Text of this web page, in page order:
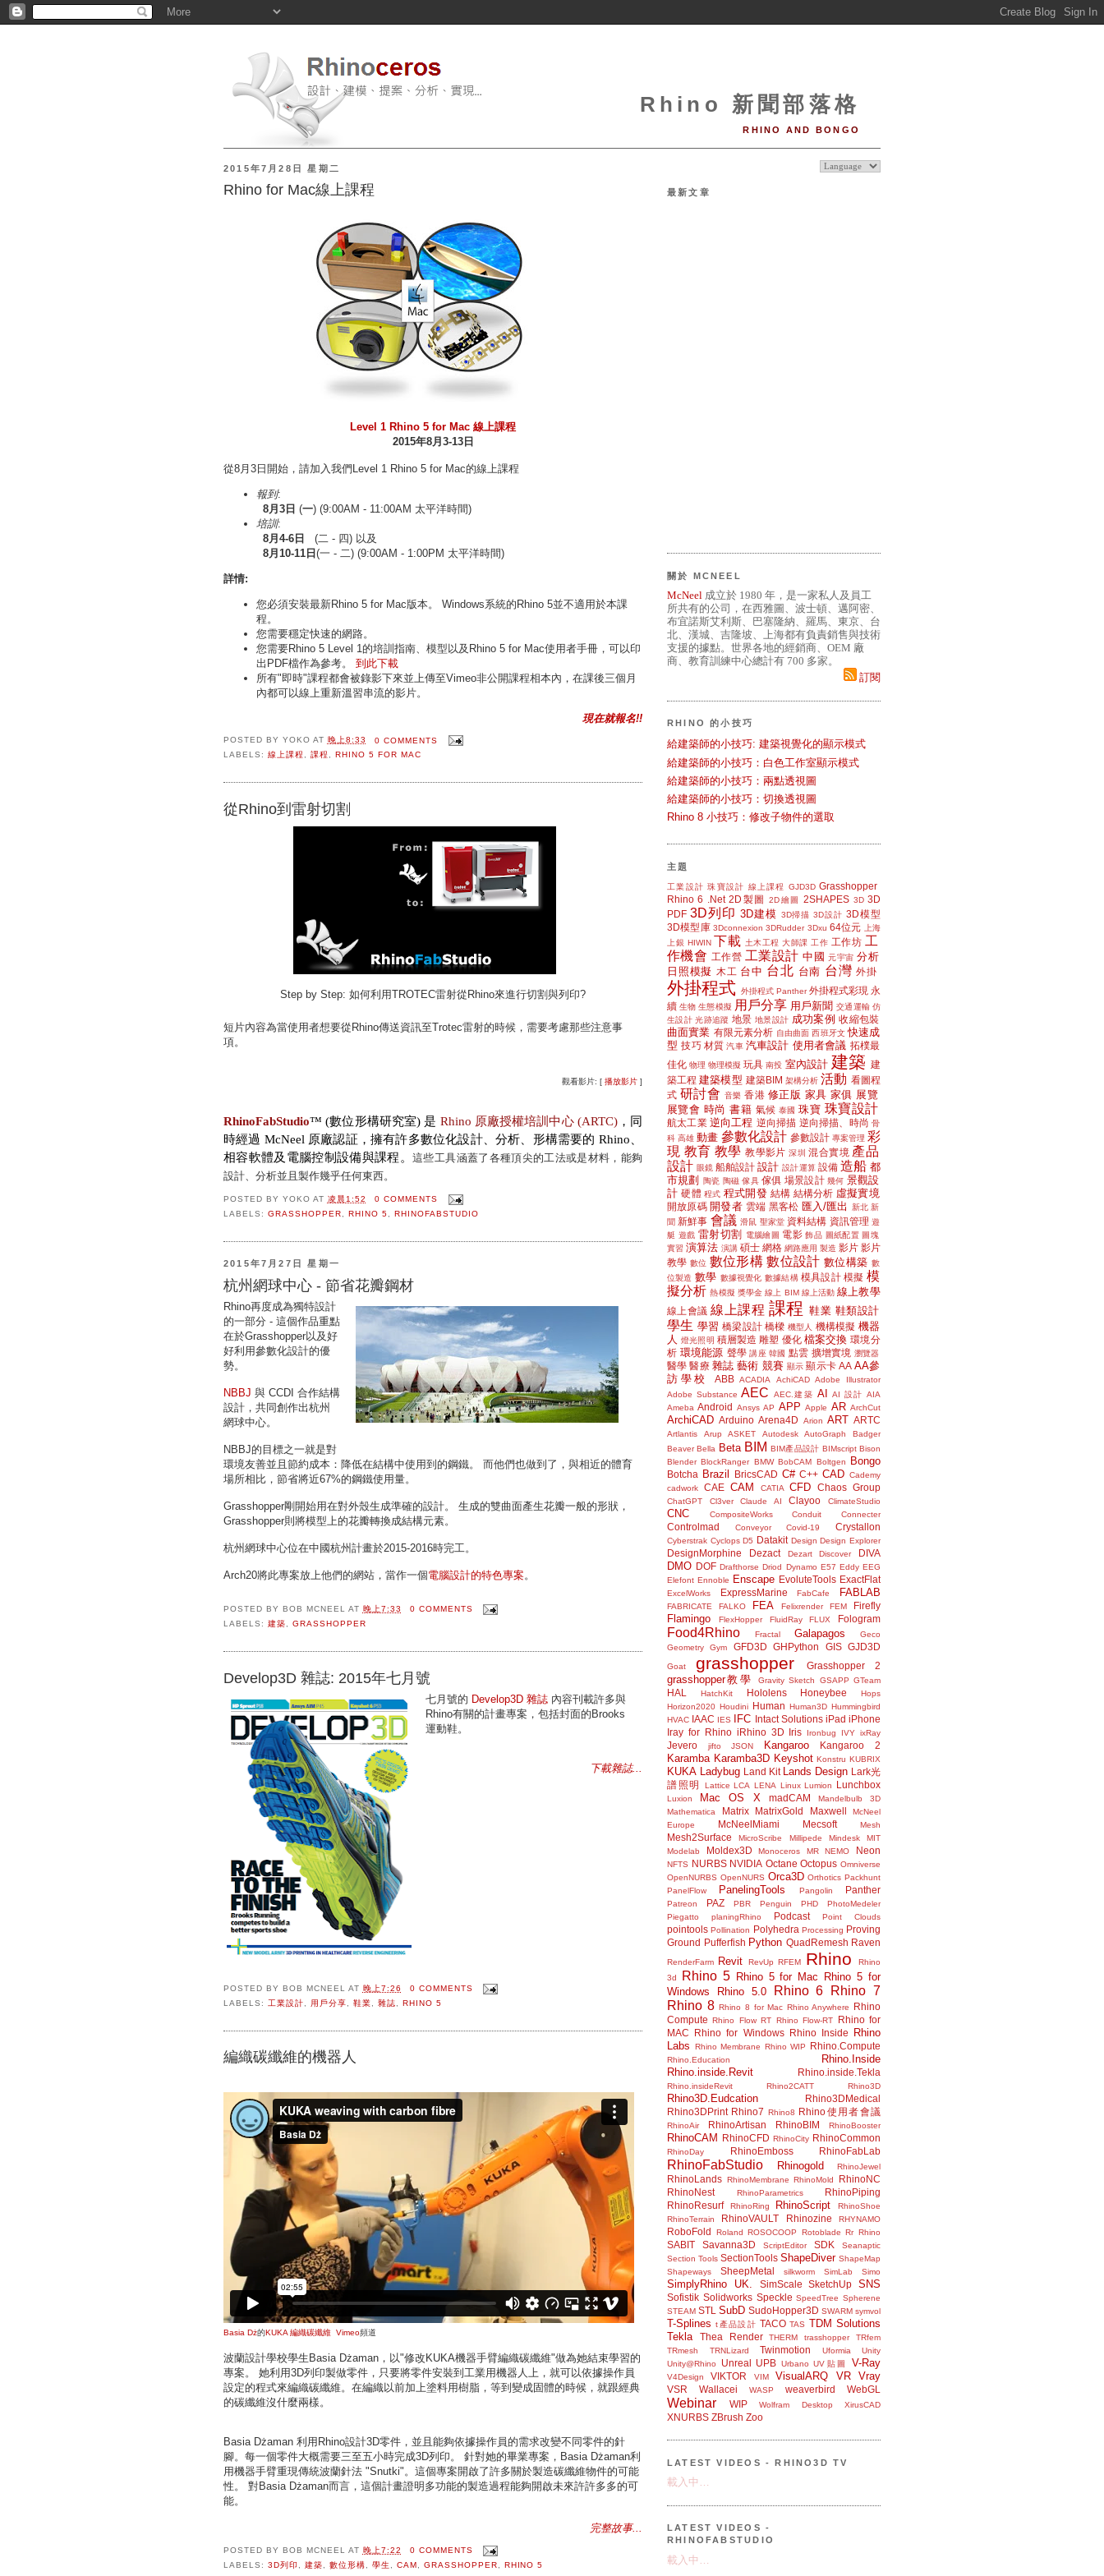
Rhino 新聞部落格
RHINO AND BONGO
2015年7月28日 星期二
Rhino for Mac線上課程
Level 1 Rhino 5 for Mac 線上課程
2015年8月3-13日
從8月3日開始，請加入我們Level 1 Rhino 5 for Mac的線上課程
報到:
8月3日 (一) (9:00AM - 11:00AM 太平洋時間)
培訓:
8月4-6日 (二 - 四) 以及
8月10-11日 (一 - 二) (9:00AM - 1:00PM 太平洋時間)
詳情:
您必須安裝最新Rhino 5 for Mac版本。 Windows系統的Rhino 5並不適用於本課
程。
您需要穩定快速的網路。
您需要Rhino 5 Level 1的培訓指南、模型以及Rhino 5 for Mac使用者手冊，可以印
出PDF檔作為參考。 到此下載
所有"即時"課程都會被錄影下來並上傳至Vimeo非公開課程相本內，在課後三個月
內都可以線上重新溫習串流的影片。
現在就報名!!
POSTED BY YOKO AT 晚上8:33
0 COMMENTS
LABELS: 線上課程, 課程, RHINO 5 FOR MAC
從Rhino到雷射切割
Step by Step: 如何利用TROTEC雷射從Rhino來進行切割與列印?
短片內容為當使用者想要從Rhino傳送資訊至Trotec雷射的時候，需要考慮那些注意事
項。
觀看影片: [ 播放影片 ]
RhinoFabStudio™ (數位形構研究室) 是 Rhino 原廠授權培訓中心 (ARTC)，同
時經過 McNeel 原廠認証，擁有許多數位化設計、分析、形構需要的 Rhino、
相容軟體及電腦控制設備與課程。這些工具涵蓋了各種頂尖的工法或是材料，能夠
設計、分析並且製作幾乎任何東西。
POSTED BY YOKO AT 凌晨1:52
0 COMMENTS
LABELS: GRASSHOPPER RHINO 5 RHINOFABSTUDIO
2015年7月27日 星期一
杭州網球中心 - 節省花瓣鋼材
Rhino再度成為獨特設計
的一部分 - 這個作品重點
在於Grasshopper以及好
好利用參數化設計的優
勢。
NBBJ 與 CCDI 合作結構
設計，共同創作出杭州
網球中心。
NBBJ的目標之一就是對
環境友善並且節約成本：降低在結構中使用到的鋼鐵。 而他們也做到了，與相近的體育
場所相比，節省將近67%的鋼鐵使用量。
Grasshopper剛開始用在對外殼生成準確的設計。 生成的雙曲面產生花瓣一般的形狀，
Grasshopper則將模型上的花瓣轉換成結構元素。
杭州網球中心位在中國杭州計畫於2015-2016時完工。
Arch20將此專案放上他們的網站，當作一個電腦設計的特色專案。
POSTED BY BOB MCNEEL AT 晚上7:33
0 COMMENTS
LABELS: 建築 GRASSHOPPER
Develop3D 雜誌: 2015年七月號
七月號的 Develop3D 雜誌 內容刊載許多與
Rhino有關的計畫專案，包括封面的Brooks
運動鞋。
下載雜誌...
POSTED BY BOB MCNEEL AT 晚上7:26
0 COMMENTS
LABELS: 工業設計 用戶分享 鞋業 雜誌 RHINO 5
編織碳纖維的機器人
Basia Dż的KUKA 編織碳纖維 Vimeo頻道
波蘭設計學校學生Basia Dżaman，以"修改KUKA機器手臂編織碳纖維"做為她結束學習的
專案。 她利用3D列印製做零件，只要將零件安裝到工業用機器人上，就可以依據操作員
設定的程式來編織碳纖維。在編織以前加上塗料用樹脂，等到變成固體的時候，就跟經典
的碳纖維沒什麼兩樣。
Basia Dżaman 利用Rhino設計3D零件，並且能夠依據操作員的需求改變不同零件的針
腳。每一個零件大概需要三至五小時完成3D列印。 針對她的畢業專案，Basia Dżaman利
用機器手臂重現傳統波蘭針法 "Snutki"。這個專案開啟了許多關於製造碳纖維物件的可能
性。 對Basia Dżaman而言，這個計畫證明多功能的製造過程能夠開啟未來許許多多的可
能。
完整故事...
POSTED BY BOB MCNEEL AT 晚上7:22
0 COMMENTS
LABELS: 3D列印 建築 數位形構 學生 CAM GRASSHOPPER RHINO 5
最新文章
關於 MCNEEL
McNeel 成立於 1980 年，是一家私人及員工
所共有的公司，在西雅圖、波士頓、邁阿密、
布宜諾斯艾利斯、巴塞隆納、羅馬、東京、台
北、漢城、吉隆坡、上海都有負責銷售與技術
支援的據點。世界各地的經銷商、OEM 廠
商、教育訓練中心總計有 700 多家。
訂閱
RHINO 的小技巧
給建築師的小技巧: 建築視覺化的顯示模式
給建築師的小技巧：白色工作室顯示模式
給建築師的小技巧：兩點透視圖
給建築師的小技巧：切換透視圖
Rhino 8 小技巧：修改子物件的選取
主題
工業設計 珠寶設計 線上課程 GJD3D Grasshopper
Rhino 6
.Net 2D製圖 2D繪圖 2SHAPES 3D 3D
PDF 3D列印 3D建模 3D掃描 3D設計 3D模型
3D模型庫 3Dconnexion 3DRudder 3Dxu 64位元
上海
上銀 HIWIN 下載 土木工程 大師課 工作 工作坊 工
作機會 工作營 工業設計 中國 元宇宙 分析
日照模擬
木工 台中 台北 台南 台灣 外掛
外掛程式 外掛程式 Panther 外掛程式彩現 永
續 生物 生態模擬 用戶分享 用戶新聞 交通運輸 仿
生設計 光跡追蹤 地景 地景設計 成功案例 收縮包裝
曲面實業 有限元素分析 自由曲面 西班牙文 快速成
型 技巧 材質 汽車 汽車設計 使用者會議 拓樸最
佳化 物理 物理模擬 玩具 南投 室內設計 建築 建
築工程 建築模型 建築BIM 架構分析 活動 看圖程
式 研討會 音樂 香港 修正版 家具 家俱 展覽
展覽會 時尚 書籍 氣候 泰國 珠寶 珠寶設計
航太工業 逆向工程 逆向掃描 逆向掃描、時尚 骨
科 高雄 動畫 參數化設計 參數設計 專案管理 彩
現 教育 教學 教學影片 深圳 混合實境 產品
設計 眼鏡 船舶設計 設計 設計運算 設備 造船 都
市規劃
陶瓷 陶磁 傢具 傢俱 場景設計 幾何 景觀設
計 硬體 程式 程式開發 結構 結構分析 虛擬實境
開放原碼 開發者 雲端 黑客松 匯入/匯出 新北 新
聞 新鮮事 會議 滑鼠 聖家堂 資料結構 資訊管理 遊
艇 遊戲 雷射切割 電腦繪圖 電影 飾品 圖紙配置 圖塊
實習 演算法 演講 碩士 網格 網路應用 製造 影片 影片
教學 數位 數位形構 數位設計 數位構築 數
位製造 數學 數據視覺化 數據結構 模具設計 模擬 模
擬分析 熱模擬 獎學金 線上 BIM 線上活動 線上教學
線上會議 線上課程 課程 鞋業 鞋類設計
學生 學習 橋梁設計 橋樑 機型人 機構模擬 機器
人
燈光照明 積層製造 雕塑 優化 檔案交換 環境分
析 環境能源 聲學 講座 韓國 點雲 擴增實境 瀏覽器
醫學 醫療 雜誌 藝術 競賽 顯示 顯示卡 AA AA參
訪學校
ABB ACADIA AchiCAD
Adobe Illustrator
Adobe Substance AEC AEC.建築 AI AI 設計 AIA
Ameba Android Ansys AP APP Apple AR ArchCut
ArchiCAD Arduino Arena4D Arion ART ARTC
Artlantis Arup ASKET Autodesk AutoGraph
Badger
Beaver Bella Beta BIM BIM產品設計 BIMscript Bison
Blender BlockRanger BMW BobCAM Boltgen Bongo
Botcha Brazil BricsCAD C# C++ CAD Cademy
cadwork
CAE CAM CATIA CFD Chaos Group
ChatGPT Cl3ver Claude AI Clayoo ClimateStudio
CNC CompositeWorks Conduit Connecter
Controlmad Conveyor Covid-19 Crystallon
Cyberstrak Cyclops D5 Datakit Design Design Explorer
DesignMorphine Dezact Dezart Discover DIVA
DMO DOF Drafthorse Driod Dynamo E57 Eddy EEG
Elefont Ennoble Enscape EvoluteTools ExactFlat
ExcelWorks ExpressMarine FabCafe FABLAB
FABRICATE FALKO FEA Felixrender FEM Firefly
Flamingo FlexHopper FluidRay FLUX Fologram
Food4Rhino Fractal Galapagos
Geco
Geometry Gym
GFD3D GHPython GIS GJD3D
Goat grasshopper Grasshopper 2
grasshopper教學 Gravity Sketch GSAPP GTeam
HAL HatchKit Hololens Honeybee
Hops
Horizon2020 Houdini Human Human3D Hummingbird
HVAC IAAC IES IFC Intact Solutions iPad iPhone
Iray for Rhino iRhino 3D Iris Ironbug IVY ixRay
Jevero jifto JSON Kangaroo Kangaroo 2
Karamba Karamba3D Keyshot Konstru KUBRIX
KUKA Ladybug Land Kit Lands Design Lark光
譜照明
Lattice LCA LENA Linux Lumion Lunchbox
Luxion Mac OS X madCAM
Mandelbulb 3D
Mathematica
Matrix MatrixGold Maxwell
McNeel
Europe
McNeelMiami Mecsoft Mesh
Mesh2Surface MicroScribe Millipede Mindesk
MIT
Modelab
Moldex3D Monoceros MR NEMO Neon
NFTS NURBS NVIDIA Octane Octopus Omniverse
OpenNURBS OpenNURS Orca3D Orthotics Packhunt
PanelFlow
PanelingTools Pangolin Panther
Patreon PAZ PBR Penguin PHD
PhotoMedeler
Piegatto
planingRhino Podcast Point Clouds
pointools Pollination Polyhedra Processing Proving
Ground Pufferfish Python QuadRemesh Raven
RenderFarm Revit RevUp RFEM Rhino
Rhino
3d
Rhino 5 Rhino 5 for Mac
Rhino 5 for
Windows
Rhino 5.0 Rhino 6
Rhino 7
Rhino 8 Rhino 8 for Mac Rhino Anywhere
Rhino
Compute Rhino Flow RT Rhino Flow-RT
Rhino for
MAC
Rhino for Windows Rhino Inside
Rhino
Labs
Rhino Membrane Rhino WIP Rhino.Compute
Rhino.Education
Rhino.Inside
Rhino.inside.Revit
Rhino.inside.Tekla
Rhino.insideRevit Rhino2CATT Rhino3D
Rhino3D.Eudcation
Rhino3DMedical
Rhino3DPrint Rhino7 Rhino8 Rhino使用者會議
RhinoAir RhinoArtisan RhinoBIM RhinoBooster
RhinoCAM RhinoCFD RhinoCity RhinoCommon
RhinoDay RhinoEmboss RhinoFabLab
RhinoFabStudio Rhinogold RhinoJewel
RhinoLands RhinoMembrane RhinoMold
RhinoNC
RhinoNest
RhinoParametrics
RhinoPiping
RhinoResurf
RhinoRing RhinoScript
RhinoShoe
RhinoTerrain
RhinoVAULT Rhinozine RHYNAMO
RoboFold Roland ROSOCOOP Rotoblade Rr Rhino
SABIT Savanna3D ScriptEditor SDK
Seanaptic
Section Tools SectionTools ShapeDiver ShapeMap
Shapeways
SheepMetal silkworm SimLab Simo
SimplyRhino UK. SimScale SketchUp SNS
Sofistik Solidworks Speckle SpeedTree Spherene
STEAM STL SubD SudoHopper3D SWARM symvol
T-Splines t產品設計 TACO TAS TDM Solutions
Tekla
Thea Render THERM trasshopper
TRfem
TRmesh
TRNLizard Twinmotion Uformia
Unity
Unity@Rhino
Unreal UPB Urbano UV貼圖 V-Ray
V4Design VIKTOR VIM VisualARQ VR Vray
VSR Wallacei WASP weaverbird WebGL
Webinar WIP Wolfram Desktop XirusCAD
XNURBS ZBrush Zoo
LATEST VIDEOS - RHINO3D TV
載入中…
LATEST VIDEOS -
RHINOFABSTUDIO
載入中…